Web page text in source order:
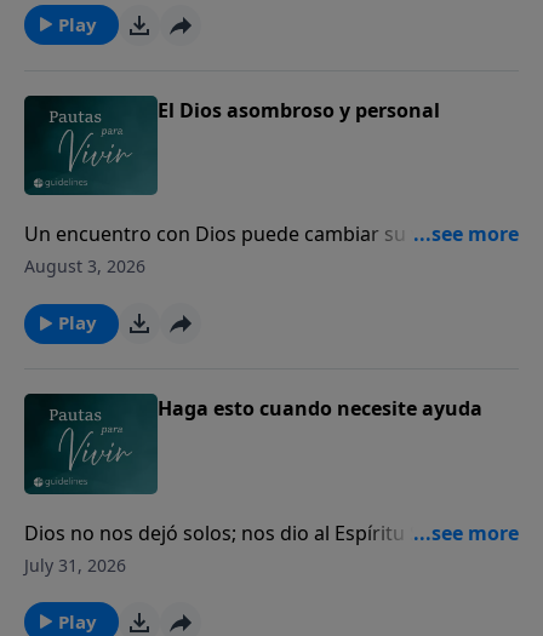
Play
El Dios asombroso y personal
Un encuentro con Dios puede cambiar su vida para
siempre.
August 3, 2026
Play
Haga esto cuando necesite ayuda
Dios no nos dejó solos; nos dio al Espíritu Santo para
guiarnos, fortalecernos y acompañarnos cada día.
July 31, 2026
Play